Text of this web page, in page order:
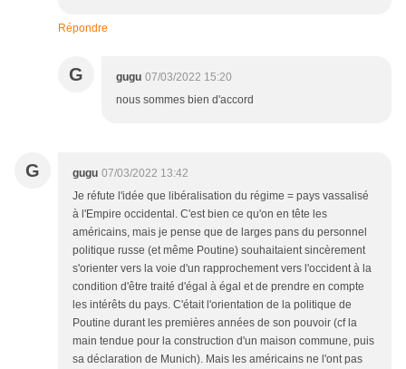
Répondre
G gugu 07/03/2022 15:20
nous sommes bien d'accord
G gugu 07/03/2022 13:42
Je réfute l'idée que libéralisation du régime = pays vassalisé
à l'Empire occidental. C'est bien ce qu'on en tête les
américains, mais je pense que de larges pans du personnel
politique russe (et même Poutine) souhaitaient sincèrement
s'orienter vers la voie d'un rapprochement vers l'occident à la
condition d'être traité d'égal à égal et de prendre en compte
les intérêts du pays. C'était l'orientation de la politique de
Poutine durant les premières années de son pouvoir (cf la
main tendue pour la construction d'un maison commune, puis
sa déclaration de Munich). Mais les américains ne l'ont pas